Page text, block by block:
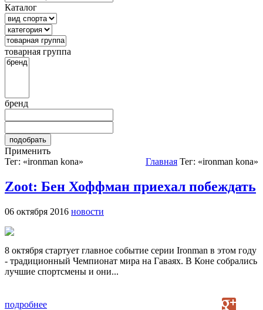
Каталог
товарная группа
бренд
Применить
Тег: «ironman kona»
Главная Тег: «ironman kona»
Zoot: Бен Хоффман приехал побеждать
06 октября 2016 новости
8 октября стартует главное событие серии Ironman в этом году
- традиционный Чемпионат мира на Гаваях. В Коне собрались
лучшие спортсмены и они...
подробнее